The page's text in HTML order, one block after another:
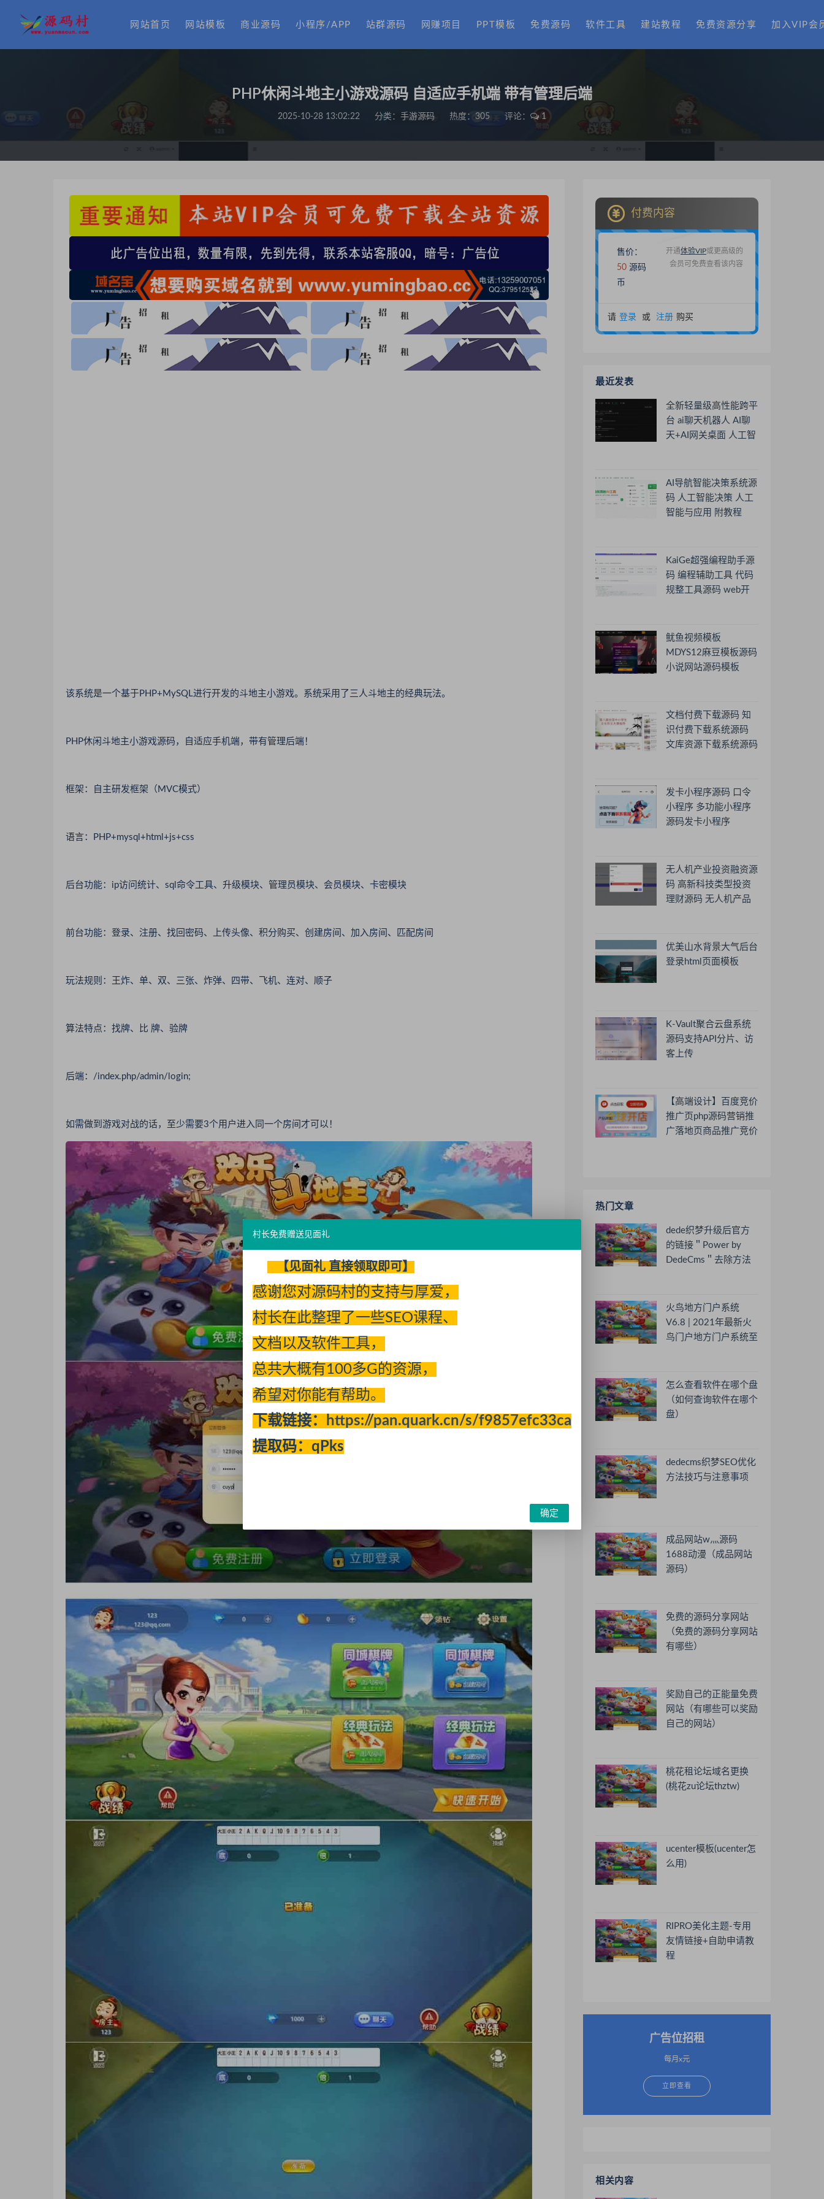
网站首页 网站模板 商业源码 小程序/APP 站群源码 网赚项目 PPT模板 免费源码 软件工具 建站教程 免费资源分享 加入VIP会
PHP休闲斗地主小游戏源码 自适应手机端 带有管理后端
2025-10-28 13:02:22 分类： 手游源码 热度：305 评论： 1
该系统是一个基于PHP+MySQL进行开发的斗地主小游戏。系统采用了三人斗地主的经典玩法。
PHP休闲斗地主小游戏源码，自适应手机端，带有管理后端！
框架：自主研发框架（MVC模式）
语言：PHP+mysql+html+js+css
后台功能：ip访问统计、sql命令工具、升级模块、管理员模块、会员模块、卡密模块
前台功能：登录、注册、找回密码、上传头像、积分购买、创建房间、加入房间、匹配房间
玩法规则：王炸、单、双、三张、炸弹、四带、飞机、连对、顺子
算法特点：找牌、比 牌、验牌
后端：/index.php/admin/login;
如需做到游戏对战的话，至少需要3个用户进入同一个房间才可以！
付费内容
售价：
50 源码
币
开通体验VIP或更高级的
会员可免费查看该内容
请 登录 或 注册 购买
最近发表
全新轻量级高性能跨平
台 ai聊天机器人 AI聊
天+AI网关桌面 人工智
AI导航智能决策系统源
码 人工智能决策 人工
智能与应用 附教程
KaiGe超强编程助手源
码 编程辅助工具 代码
规整工具源码 web开
鱿鱼视频模板
MDYS12麻豆模板源码
小说网站源码模板
文档付费下载源码 知
识付费下载系统源码
文库资源下载系统源码
发卡小程序源码 口令
小程序 多功能小程序
源码发卡小程序
无人机产业投资融资源
码 高新科技类型投资
理财源码 无人机产品
优美山水背景大气后台
登录html页面模板
K-Vault聚合云盘系统
源码支持API分片、访
客上传
【高端设计】百度竞价
推广页php源码营销推
广落地页商品推广竞价
热门文章
dede织梦升级后官方
的链接＂Power by
DedeCms＂去除方法
火鸟地方门户系统
V6.8 | 2021年最新火
鸟门户地方门户系统至
怎么查看软件在哪个盘
（如何查询软件在哪个
盘）
dedecms织梦SEO优化
方法技巧与注意事项
成品网站w灬源码
1688动漫（成品网站
源码）
免费的源码分享网站
（免费的源码分享网站
有哪些）
奖励自己的正能量免费
网站（有哪些可以奖励
自己的网站）
桃花租论坛域名更换
(桃花zu论坛thztw)
ucenter模板(ucenter怎
么用)
RIPRO美化主题-专用
友情链接+自助申请教
程
广告位招租
每月x元
立即查看
相关内容
村长免费赠送见面礼
【见面礼 直接领取即可】
感谢您对源码村的支持与厚爱，
村长在此整理了一些SEO课程、
文档以及软件工具，
总共大概有100多G的资源，
希望对你能有帮助。
下载链接：
https://pan.quark.cn/s/f9857efc33ca
提取码：qPks
确定